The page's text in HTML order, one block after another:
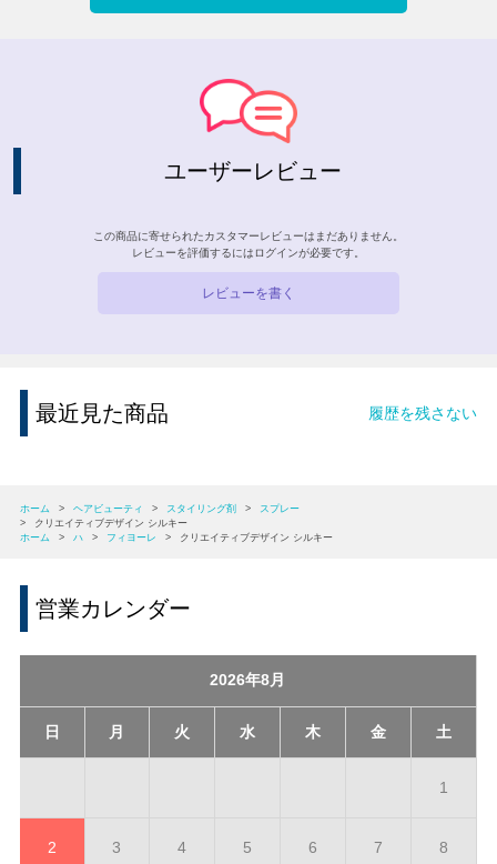
ユーザーレビュー
この商品に寄せられたカスタマーレビューはまだありません。
レビューを評価するには ログインが必要です。
レビューを書く
最近見た商品 履歴を残さない
ホーム > ヘアビューティ > スタイリング剤 >
スプレー
>
クリエイティブデザイン シルキー
ホーム
> ハ > フィヨーレ > クリエイティブデザイン シルキー
営業カレンダー
2026年8月
日 月 火 水 木 金 土
1
2 3 4 5 6 7 8